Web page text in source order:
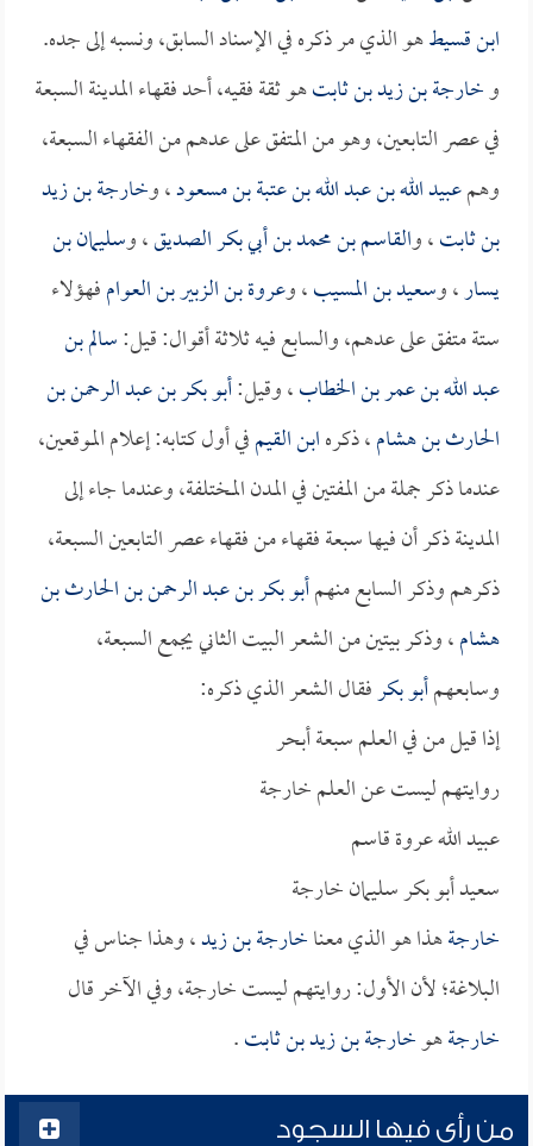
ابن قسيطهو الذي مر ذكره في الإسناد السابق، ونسبه إلى جده.
وخارجة بن زيد بن ثابتهو ثقة فقيه، أحد فقهاء المدينة السبعة
في عصر التابعين، وهو من المتفق على عدهم من الفقهاء السبعة،
وهمعبيد الله بن عبد الله بن عتبة بن مسعود، وخارجة بن زيد
بن ثابت، والقاسم بن محمد بن أبي بكر الصديق، وسليمان بن
يسار، وسعيد بن المسيب، وعروة بن الزبير بن العوامفهؤلاء
ستة متفق على عدهم، والسابع فيه ثلاثة أقوال: قيل:سالم بن
عبد الله بن عمر بن الخطاب، وقيل:أبو بكر بن عبد الرحمن بن
الحارث بن هشام، ذكرهابن القيمفي أول كتابه: إعلام الموقعين،
عندما ذكر جملة من المفتين في المدن المختلفة، وعندما جاء إلى
المدينة ذكر أن فيها سبعة فقهاء من فقهاء عصر التابعين السبعة،
ذكرهم وذكر السابع منهمأبو بكر بن عبد الرحمن بن الحارث بن
هشام، وذكر بيتين من الشعر البيت الثاني يجمع السبعة،
وسابعهمأبو بكرفقال الشعر الذي ذكره:
إذا قيل من في العلم سبعة أبحر
روايتهم ليست عن العلم خارجة
عبيد الله عروة قاسم
سعيد أبو بكر سليمان خارجة
خارجةهذا هو الذي معناخارجة بن زيد، وهذا جناس في
البلاغة؛ لأن الأول: روايتهم ليست خارجة، وفي الآخر قال
خارجةهوخارجة بن زيد بن ثابت.
من رأى فيها السجود